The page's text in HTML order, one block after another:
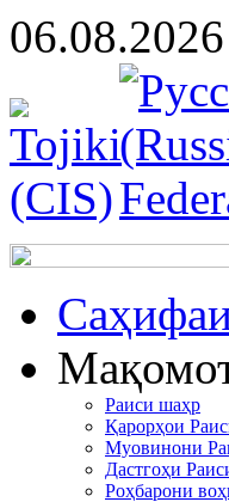
06.08.2026
Раиси шаҳр
Қарорҳои
Муовинони
Дастгоҳи
Роҳбарони